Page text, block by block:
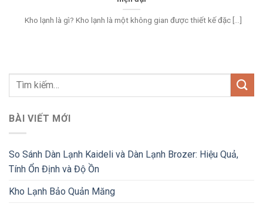
Kho lạnh là gì? Kho lạnh là một không gian được thiết kế đặc [...]
BÀI VIẾT MỚI
So Sánh Dàn Lạnh Kaideli và Dàn Lạnh Brozer: Hiệu Quả,
Tính Ổn Định và Độ Ồn
Kho Lạnh Bảo Quản Măng